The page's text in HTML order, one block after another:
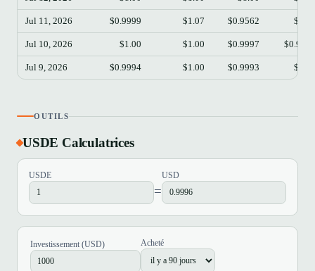
Jul 11, 2026 $0.9999 $1.07 $0.9562 $1.00
Jul 10, 2026 $1.00 $1.00 $0.9997 $0.9999
Jul 9, 2026 $0.9994 $1.00 $0.9993 $1.00
OUTILS
USDE Calculatrices
USDE
=
USD
Investissement (USD) Acheté